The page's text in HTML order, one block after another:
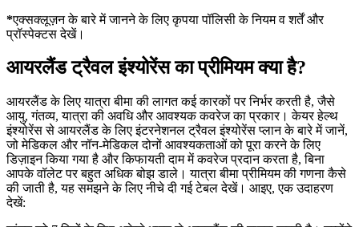
*एक्सक्लूज़न के बारे में जानने के लिए कृपया पॉलिसी के नियम व शर्तें और
प्रॉस्पेक्टस देखें।
आयरलैंड ट्रैवल इंश्योरेंस का प्रीमियम क्या है?
आयरलैंड के लिए यात्रा बीमा की लागत कई कारकों पर निर्भर करती है, जैसे
आयु, गंतव्य, यात्रा की अवधि और आवश्यक कवरेज का प्रकार। केयर हेल्थ
इंश्योरेंस से आयरलैंड के लिए इंटरनेशनल ट्रैवल इंश्योरेंस प्लान के बारे में जानें,
जो मेडिकल और नॉन-मेडिकल दोनों आवश्यकताओं को पूरा करने के लिए
डिज़ाइन किया गया है और किफायती दाम में कवरेज प्रदान करता है, बिना
आपके वॉलेट पर बहुत अधिक बोझ डाले। यात्रा बीमा प्रीमियम की गणना कैसे
की जाती है, यह समझने के लिए नीचे दी गई टेबल देखें। आइए, एक उदाहरण
देखें: